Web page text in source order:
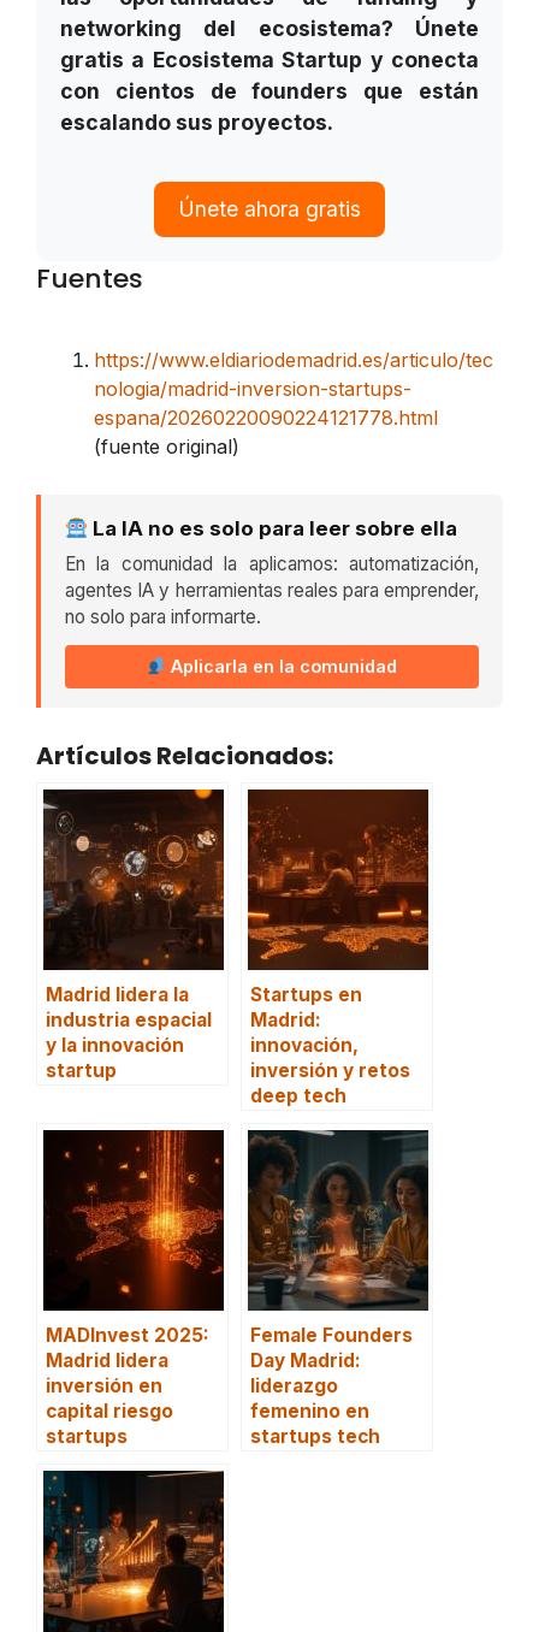
networking del ecosistema? Únete
gratis a Ecosistema Startup y conecta
con cientos de founders que están
escalando sus proyectos.
Únete ahora gratis
Fuentes
https://www.eldiariodemadrid.es/articulo/tec
nologia/madrid-inversion-startups-
espana/20260220090224121778.html
(fuente original)
La IA no es solo para leer sobre ella
En la comunidad la aplicamos: automatización,
agentes IA y herramientas reales para emprender,
no solo para informarte.
Aplicarla en la comunidad
Artículos Relacionados:
Madrid lidera la
industria espacial
y la innovación
startup
Startups en
Madrid:
innovación,
inversión y retos
deep tech
MADInvest 2025:
Madrid lidera
inversión en
capital riesgo
startups
Female Founders
Day Madrid:
liderazgo
femenino en
startups tech